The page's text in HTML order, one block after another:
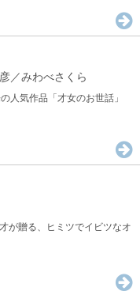
／みわべさくら
人気作品「才女のお世話」
が贈る、ヒミツでイビツなオ